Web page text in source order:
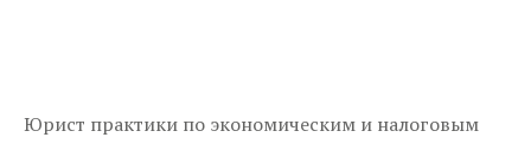
Юрист практики по экономическим и налоговым